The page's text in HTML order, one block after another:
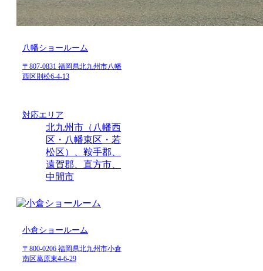
八幡ショールーム
〒807-0831 福岡県北九州市八幡
西区則松6-4-13
対応エリア
北九州市（八幡西
区・八幡東区・若
松区）、鞍手郡、
遠賀郡、直方市、
中間市
小倉ショールーム
〒800-0206 福岡県北九州市小倉
南区葛原東4-6-29